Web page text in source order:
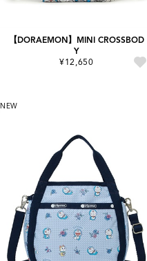
【DORAEMON】MINI CROSSBOD
Y
¥12,650
NEW